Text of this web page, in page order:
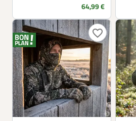
Prix
64,99 €
favorite_border